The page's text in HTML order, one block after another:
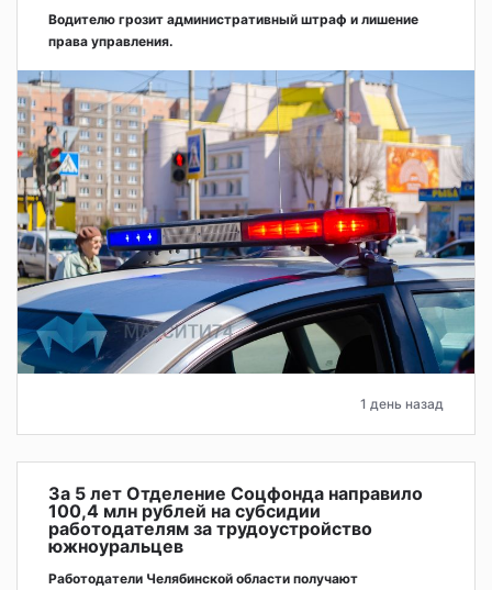
Водителю грозит административный штраф и лишение
права управления.
1 день назад
За 5 лет Отделение Соцфонда направило
100,4 млн рублей на субсидии
работодателям за трудоустройство
южноуральцев
Работодатели Челябинской области получают